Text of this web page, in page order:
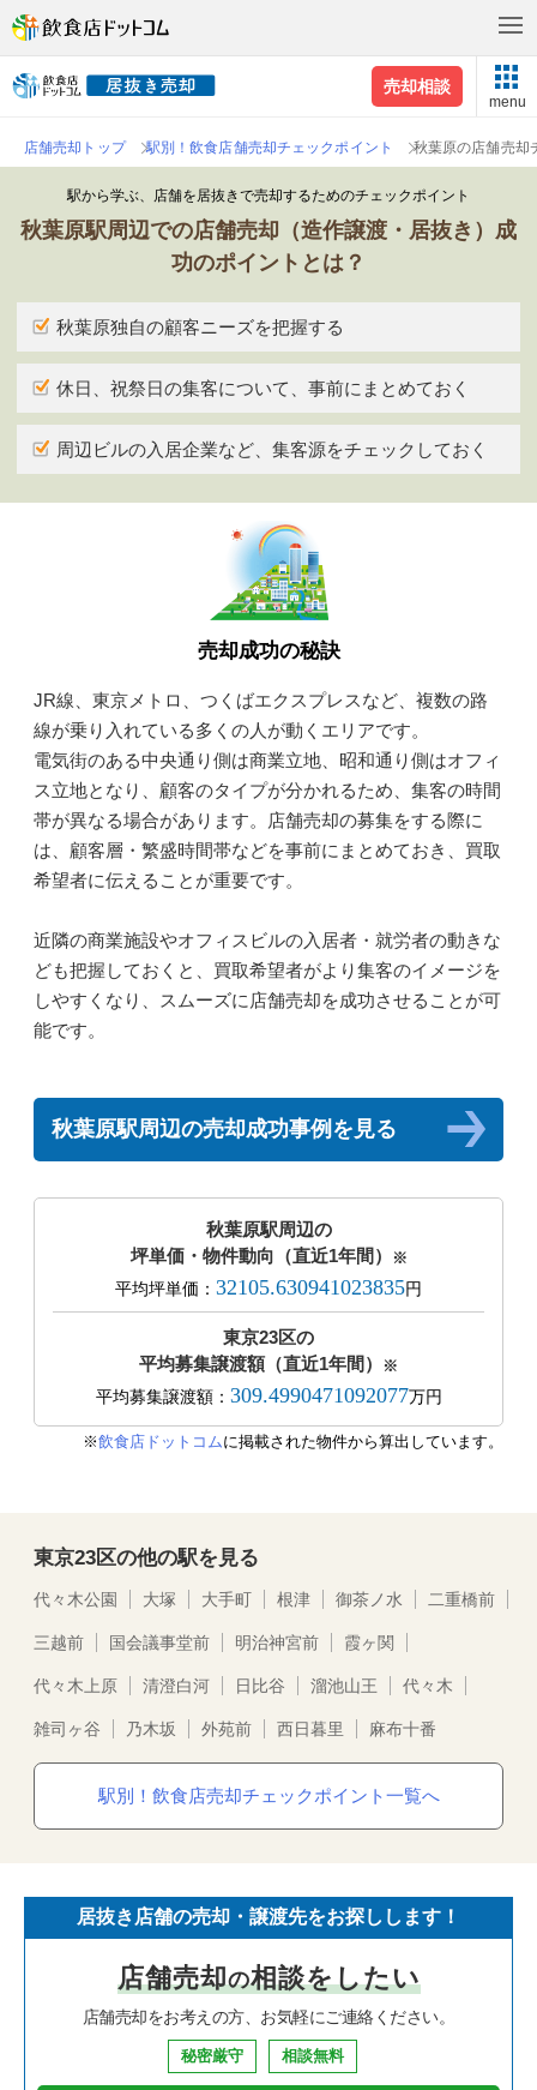
売却相談
menu
店舗売却トップ 駅別！飲食店舗売却チェックポイント 秋葉原の店舗売却
駅から学ぶ、店舗を居抜きで売却するためのチェックポイント
秋葉原駅周辺での店舗売却（造作譲渡・居抜き）成
功のポイントとは？
秋葉原独自の顧客ニーズを把握する
休日、祝祭日の集客について、事前にまとめておく
周辺ビルの入居企業など、集客源をチェックしておく
売却成功の秘訣
JR線、東京メトロ、つくばエクスプレスなど、複数の路
線が乗り入れている多くの人が動くエリアです。
電気街のある中央通り側は商業立地、昭和通り側はオフィ
ス立地となり、顧客のタイプが分かれるため、集客の時間
帯が異なる場合があります。店舗売却の募集をする際に
は、顧客層・繁盛時間帯などを事前にまとめておき、買取
希望者に伝えることが重要です。
近隣の商業施設やオフィスビルの入居者・就労者の動きな
ども把握しておくと、買取希望者がより集客のイメージを
しやすくなり、スムーズに店舗売却を成功させることが可
能です。
秋葉原駅周辺の売却成功事例を見る
秋葉原駅周辺の
坪単価・物件動向（直近1年間）
※
平均坪単価： 32105.630941023835円
東京23区の
平均募集譲渡額（直近1年間）
※
平均募集譲渡額： 309.4990471092077万円
※飲食店ドットコムに掲載された物件から算出しています。
東京23区の他の駅を見る
代々木公園 大塚 大手町 根津 御茶ノ水 二重橋前
三越前 国会議事堂前 明治神宮前 霞ヶ関
代々木上原 清澄白河 日比谷 溜池山王 代々木
雑司ヶ谷 乃木坂 外苑前 西日暮里 麻布十番
駅別！飲食店売却チェックポイント一覧へ
居抜き店舗の売却・譲渡先をお探しします！
店舗売却の相談をしたい
店舗売却をお考えの方、お気軽にご連絡ください。
秘密厳守 相談無料